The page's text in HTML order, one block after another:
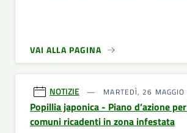
VAI ALLA PAGINA
NOTIZIE MARTEDÌ, 26
Popillia japonica - Piano d’azione
comuni ricadenti in zona infestata